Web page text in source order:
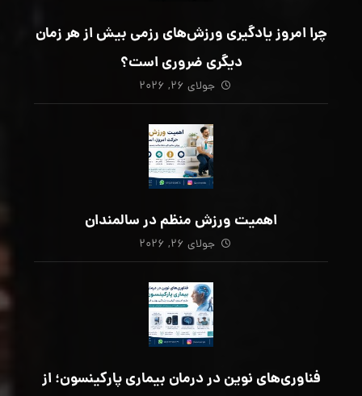
چرا امروز یادگیری ورزش‌های رزمی بیش از هر زمان
دیگری ضروری است؟
جولای ۲۶, ۲۰۲۶
اهمیت ورزش منظم در سالمندان
جولای ۲۶, ۲۰۲۶
فناوری‌های نوین در درمان بیماری پارکینسون؛ از